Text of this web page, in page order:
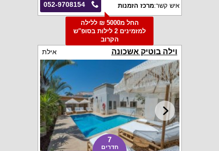
052-9708154 איש קשר:מרכז הזמנות
החל מ5000 ₪ ללילה
למזמינים 2 לילות בסופ"ש
הקרוב
וילה בוטיק אשכונה אילת
7
חדרים